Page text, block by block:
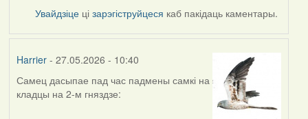
Увайдзіце цізарэгіструйцеся каб пакідаць каментары.
Harrier- 27.05.2026 - 10:40
Самец дасыпае пад час падмены самкі на
кладцы на 2-м гняздзе: